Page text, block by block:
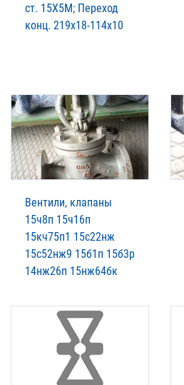
ст. 15Х5М; Переход
конц. 219х18-114х10
Вентили, клапаны
15ч8п 15ч16п
15кч75п1 15с22нж
15с52нж9 15б1п 15б3р
14нж26п 15нж64бк